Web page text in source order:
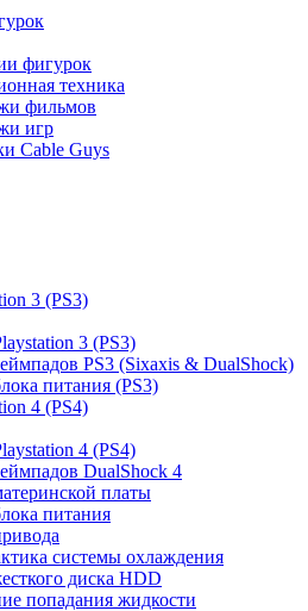
фигурок
техника
фильмов
игр
Cable Guys
3 (PS3)
3 (PS3)
PS3 (Sixaxis & DualShock)
питания (PS3)
4 (PS4)
4 (PS4)
DualShock 4
платы
питания
системы охлаждения
диска HDD
попадания жидкости